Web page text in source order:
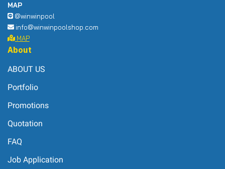
MAP
@winwinpool
info@winwinpoolshop.com
MAP
About
ABOUT US
Portfolio
Promotions
Quotation
FAQ
Job Application